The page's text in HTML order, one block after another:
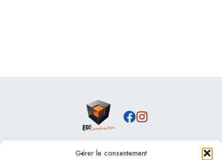
Gérer le consentement